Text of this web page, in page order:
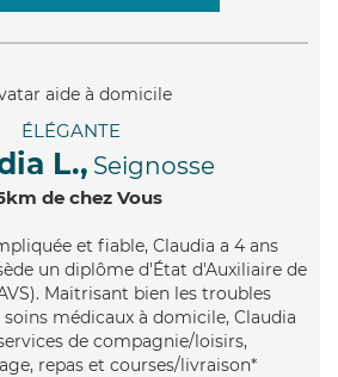
ÉLÉGANTE
L., Seignosse
de chez Vous
et fiable, Claudia a 4 ans
un diplôme d'État d'Auxiliaire de
Maitrisant bien les troubles
médicaux à domicile, Claudia
de compagnie/loisirs,
repas et courses/livraison*